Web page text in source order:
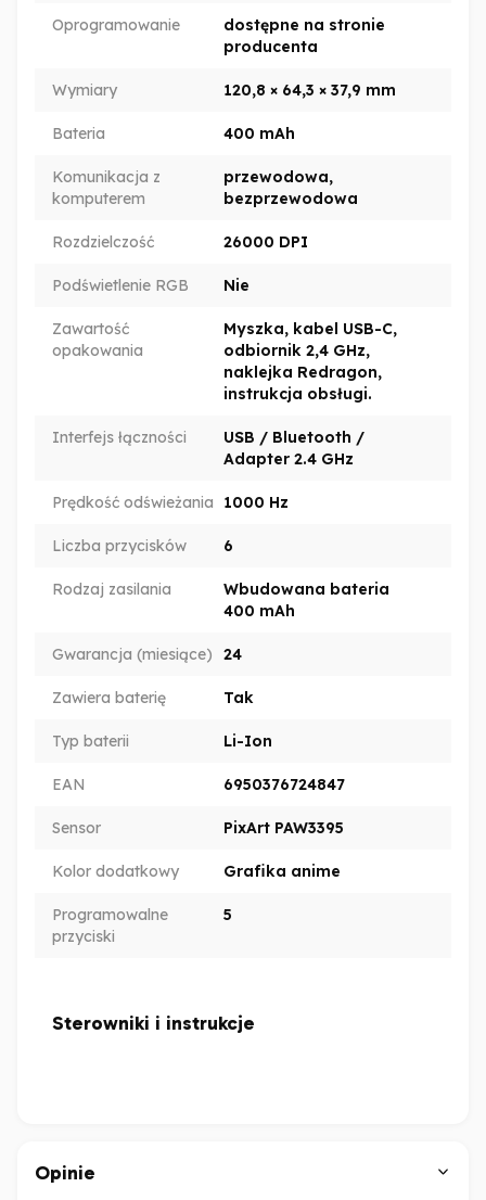
Oprogramowanie
dostępne na stronie
producenta
Wymiary 120,8 × 64,3 × 37,9 mm
Bateria 400 mAh
Komunikacja z
komputerem
przewodowa,
bezprzewodowa
Rozdzielczość 26000 DPI
Podświetlenie RGB Nie
Zawartość
opakowania
Myszka, kabel USB-C,
odbiornik 2,4 GHz,
naklejka Redragon,
instrukcja obsługi.
Interfejs łączności
USB / Bluetooth /
Adapter 2.4 GHz
Prędkość odświeżania 1000 Hz
Liczba przycisków 6
Rodzaj zasilania
Wbudowana bateria
400 mAh
Gwarancja (miesiące) 24
Zawiera baterię Tak
Typ baterii Li-Ion
EAN 6950376724847
Sensor PixArt PAW3395
Kolor dodatkowy Grafika anime
Programowalne
przyciski
5
Sterowniki i instrukcje
Opinie